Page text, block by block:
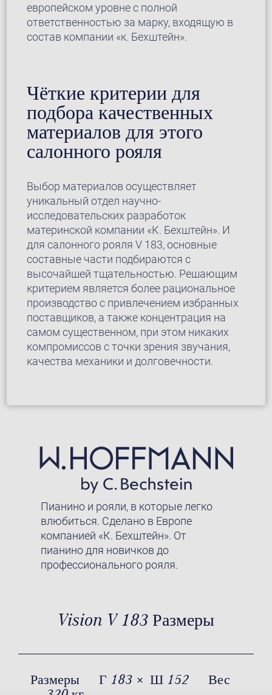
европейском уровне с полной
ответственностью за марку, входящую в
состав компании «к. Бехштейн».
Чёткие критерии для
подбора качественных
материалов для этого
салонного рояля
Выбор материалов осуществляет
уникальный отдел научно-
исследовательских разработок
материнской компании «К. Бехштейн». И
для салонного рояля V 183, основные
составные части подбираются с
высочайшей тщательностью. Решающим
критерием является более рациональное
производство с привлечением избранных
поставщиков, а также концентрация на
самом существенном, при этом никаких
компромиссов с точки зрения звучания,
качества механики и долговечности.
Пианино и рояли, в которые легко
влюбиться. Сделано в Европе
компанией «К. Бехштейн». От
пианино для новичков до
профессионального рояля.
Vision V 183 Размеры
Размеры Г 183 × Ш 152
Вес